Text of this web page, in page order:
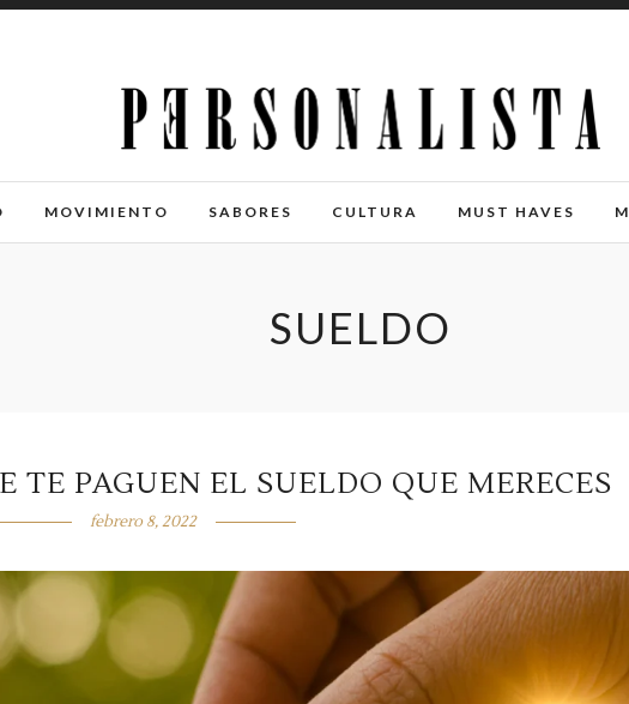
MOVIMIENTO SABORES CULTURA MUST HAVES
SUELDO
TE PAGUEN EL SUELDO QUE MERECES
febrero 8, 2022